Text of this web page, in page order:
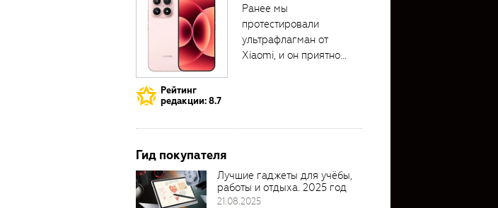
Рейтинг
редакции: 8.7
Ранее мы
протестировали
ультрафлагман от
Xiaomi, и он приятно
Гид покупателя
Лучшие гаджеты для учёбы,
работы и отдыха. 2025 год
21.08.2025